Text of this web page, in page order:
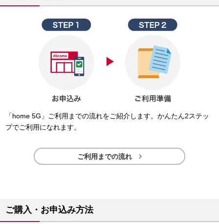
「home 5G」ご利用までの流れをご紹介します。かんたん2ステッ
プでご利用になれます。
ご利用までの流れ 
ご購入・お申込み方法